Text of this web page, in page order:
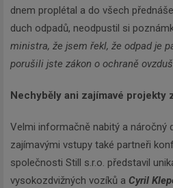
dnem proplétal a do všech
duch odpadů, neodpustil si
ministra, že jsem řekl, že odpad je
porušili jste zákon o ochraně
Nechyběly ani zajímavé projekty
Velmi informačně nabitý a náročný
zajímavými vstupy také partneři
společnosti Still s.r.o. představil
vysokozdvižných vozíků a Cyril